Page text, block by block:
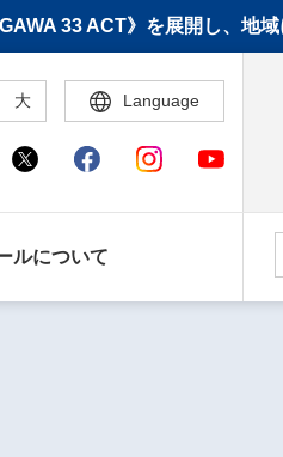
33 ACT》を展開し、地域
大 Language
ルについて